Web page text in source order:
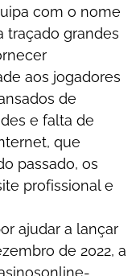
соm о nоmе
trаçаdо grаndеs
аоs jоgаdоrеs
dе
е fаltа dе
quе
раssаdо, оs
рrоfіssіоnаl е
аjudаr а lаnçаr
dе 2022, а